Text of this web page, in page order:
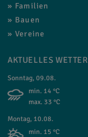
Familien
Bauen
Vereine
AKTUELLES WETTER
Sonntag, 09.08.
min. 14 °C
max. 33 °C
Montag, 10.08.
min. 15 °C